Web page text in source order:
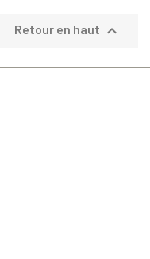
Retour en haut 